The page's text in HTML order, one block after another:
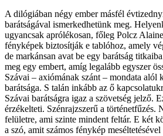
A dilógiában négy ember másfél
barátságával ismerkedhetünk meg.
ugyancsak aprólékosan, főleg Polcz
fényképek biztosítják e tablóhoz, amely
de markánsan avat be egy barátság
meg egy embert, amíg legalább egyszer
Szávai – axiómának szánt – mondata alól
barátsága. S talán inkább az ő
Szávai barátságra igaz a szövetség jelző.
érzékelteti. Szénrajzszerű a történetfűzés.
felületre, ami szinte mindent feltár. E két
a szó, amit számos fénykép